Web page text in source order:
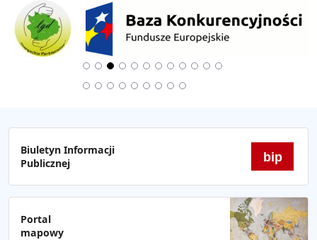
Biuletyn Informacji
Publicznej
bip
Portal
mapowy